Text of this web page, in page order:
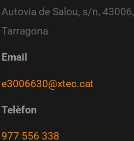
Autovia de Salou, s/n, 43006,
Tarragona
Email
e3006630@xtec.cat
Telèfon
977 556 338